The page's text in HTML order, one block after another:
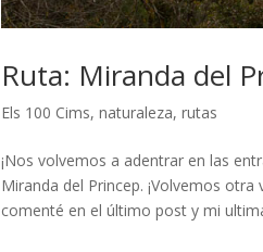
Ruta: Miranda del
Els 100 Cims,naturaleza,rutas
¡Nos volvemos a adentrar en las
Miranda del Princep. ¡Volvemos
comenté en el último post y mi